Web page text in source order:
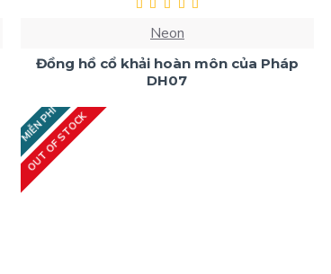
Neon
Đồng hồ cổ khải hoàn môn của Pháp
DH07
MIỄN PHÍ
OUT OF STOCK